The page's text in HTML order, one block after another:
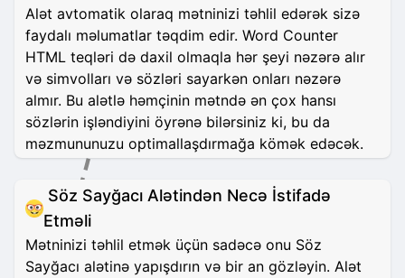
Alət avtomatik olaraq mətninizi təhlil edərək sizə
faydalı məlumatlar təqdim edir. Word Counter
HTML teqləri də daxil olmaqla hər şeyi nəzərə alır
və simvolları və sözləri sayarkən onları nəzərə
almır. Bu alətlə həmçinin mətndə ən çox hansı
sözlərin işləndiyini öyrənə bilərsiniz ki, bu da
məzmununuzu optimallaşdırmağa kömək edəcək.
Söz Sayğacı Alətindən Necə İstifadə
Etməli
Mətninizi təhlil etmək üçün sadəcə onu Söz
Sayğacı alətinə yapışdırın və bir an gözləyin. Alət